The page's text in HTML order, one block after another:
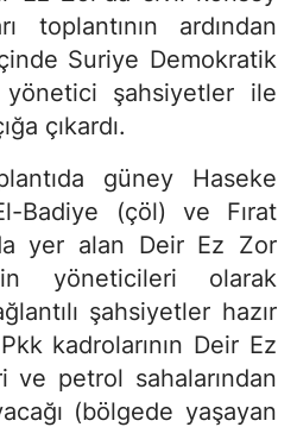
toplantının ardından
Suriye Demokratik
şahsiyetler ile
çıkardı.
güney Haseke
Badiye (çöl) ve Fırat
yer alan Deir Ez Zor
yöneticileri olarak
şahsiyetler hazır
kadrolarının Deir Ez
ve petrol sahalarından
(bölgede yaşayan